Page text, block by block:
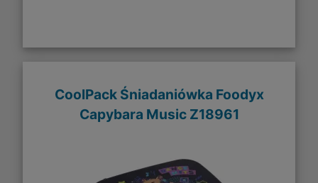
CoolPack Śniadaniówka Foodyx
Capybara Music Z18961